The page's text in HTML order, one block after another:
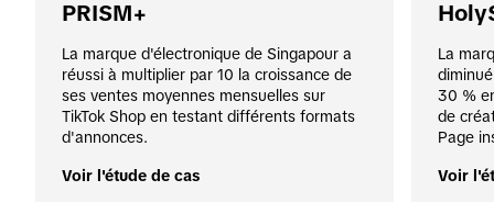
PRISM+
La marque d'électronique de Singapour a
réussi à multiplier par 10 la croissance de
ses ventes moyennes mensuelles sur
TikTok Shop en testant différents formats
d'annonces.
Voir l'étude de cas
La
30 %
de
Page
Voir